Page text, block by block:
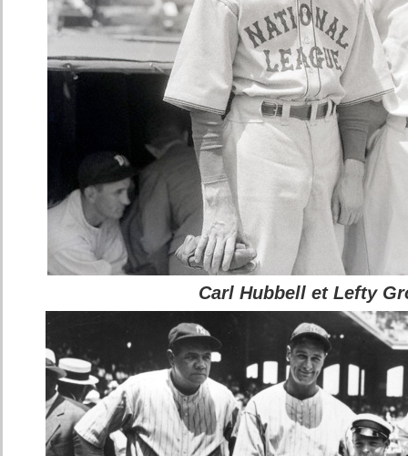
Carl Hubbell et Lefty